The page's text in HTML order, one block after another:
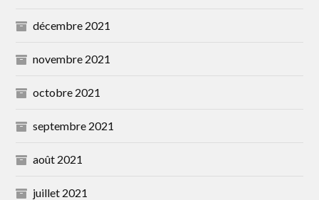
décembre 2021
novembre 2021
octobre 2021
septembre 2021
août 2021
juillet 2021